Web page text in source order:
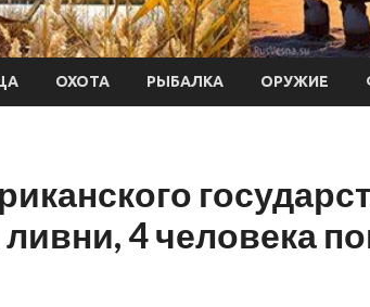
ОХОТА РЫБАЛКА ОРУЖИЕ
4 человека